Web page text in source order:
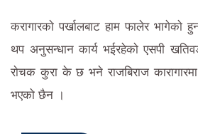
करागारकाे पर्खालबाट हाम फालेर भागेकाे
थप अनुसन्धान कार्य भईरहेकाे एसपी
राेचक कुरा के छ भने राजबिराज कारागारमा
भएको छैन ।